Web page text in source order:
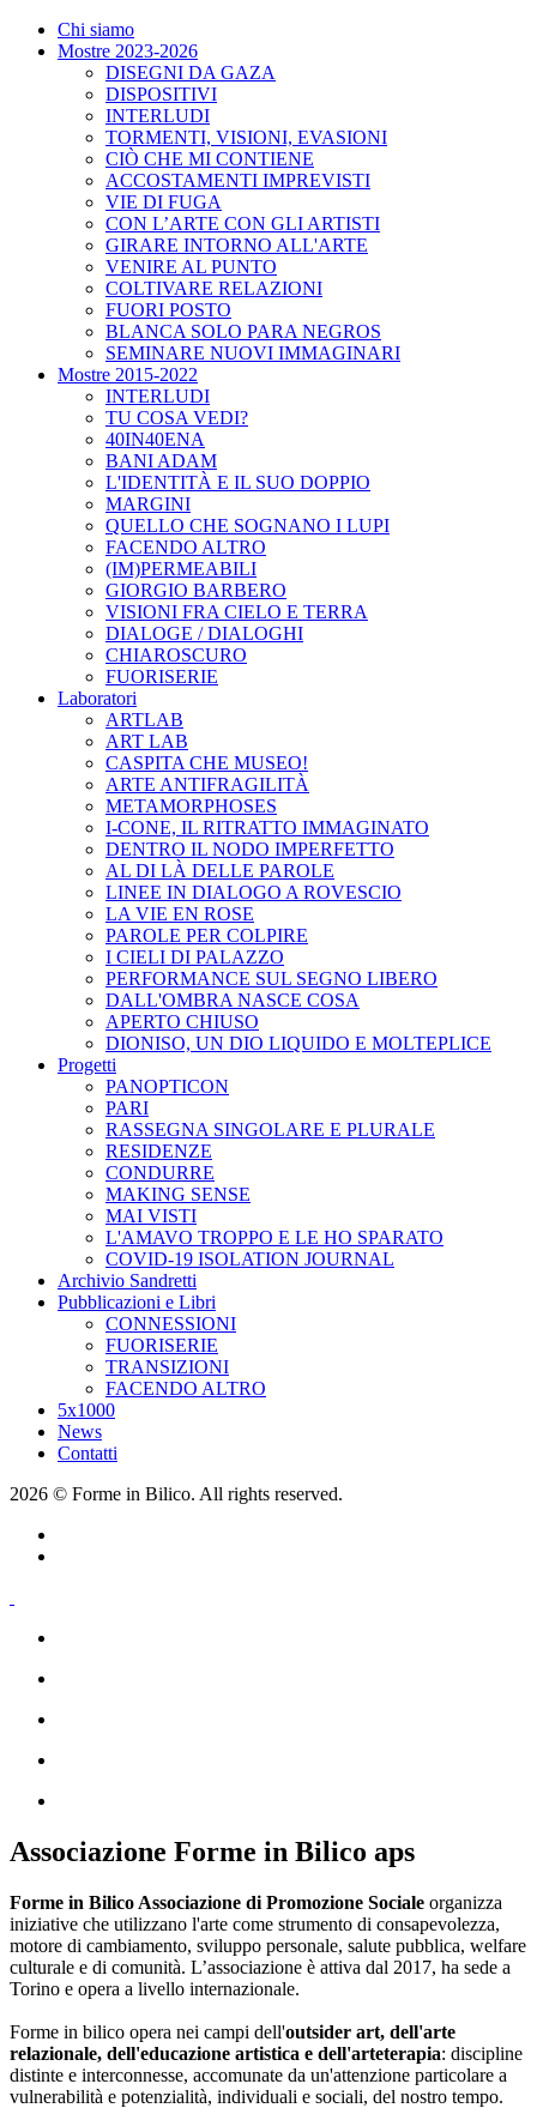
Chi siamo
Mostre 2023-2026
DISEGNI DA GAZA
DISPOSITIVI
INTERLUDI
TORMENTI, VISIONI, EVASIONI
CIÒ CHE MI CONTIENE
ACCOSTAMENTI IMPREVISTI
VIE DI FUGA
CON L’ARTE CON GLI ARTISTI
GIRARE INTORNO ALL'ARTE
VENIRE AL PUNTO
COLTIVARE RELAZIONI
FUORI POSTO
BLANCA SOLO PARA NEGROS
SEMINARE NUOVI IMMAGINARI
Mostre 2015-2022
INTERLUDI
TU COSA VEDI?
40IN40ENA
BANI ADAM
L'IDENTITÀ E IL SUO DOPPIO
MARGINI
QUELLO CHE SOGNANO I LUPI
FACENDO ALTRO
(IM)PERMEABILI
GIORGIO BARBERO
VISIONI FRA CIELO E TERRA
DIALOGE / DIALOGHI
CHIAROSCURO
FUORISERIE
Laboratori
ARTLAB
ART LAB
CASPITA CHE MUSEO!
ARTE ANTIFRAGILITÀ
METAMORPHOSES
I-CONE, IL RITRATTO IMMAGINATO
DENTRO IL NODO IMPERFETTO
AL DI LÀ DELLE PAROLE
LINEE IN DIALOGO A ROVESCIO
LA VIE EN ROSE
PAROLE PER COLPIRE
I CIELI DI PALAZZO
PERFORMANCE SUL SEGNO LIBERO
DALL'OMBRA NASCE COSA
APERTO CHIUSO
DIONISO, UN DIO LIQUIDO E MOLTEPLICE
Progetti
PANOPTICON
PARI
RASSEGNA SINGOLARE E PLURALE
RESIDENZE
CONDURRE
MAKING SENSE
MAI VISTI
L'AMAVO TROPPO E LE HO SPARATO
COVID-19 ISOLATION JOURNAL
Archivio Sandretti
Pubblicazioni e Libri
CONNESSIONI
FUORISERIE
TRANSIZIONI
FACENDO ALTRO
5x1000
News
Contatti
2026 © Forme in Bilico. All rights reserved.
Associazione Forme in Bilico aps
Forme in Bilico Associazione di Promozione Sociale organizza
iniziative che utilizzano l'arte come strumento di consapevolezza,
motore di cambiamento, sviluppo personale, salute pubblica, welfare
culturale e di comunità. L’associazione è attiva dal 2017, ha sede a
Torino e opera a livello internazionale.
Forme in bilico opera nei campi dell'outsider art, dell'arte
relazionale, dell'educazione artistica e dell'arteterapia: discipline
distinte e interconnesse, accomunate da un'attenzione particolare a
vulnerabilità e potenzialità, individuali e sociali, del nostro tempo.